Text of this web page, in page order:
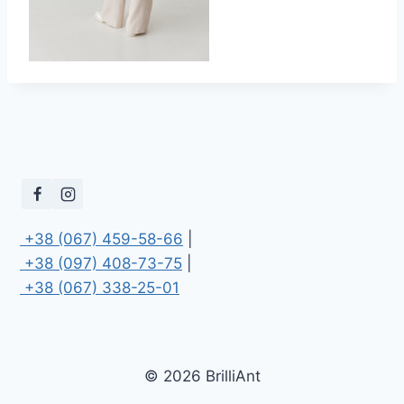
+38 (067) 459-58-66
+38 (097) 408-73-75
+38 (067) 338-25-01
© 2026 BrilliAnt